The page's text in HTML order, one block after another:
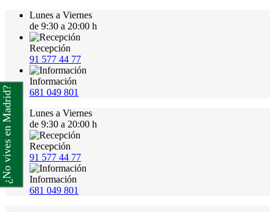
Lunes a Viernes
de 9:30 a 20:00 h
Recepción
91 577 44 77
Información
681 049 801
Lunes a Viernes
de 9:30 a 20:00 h
Recepción
91 577 44 77
Información
681 049 801
¿No vives en Madrid?